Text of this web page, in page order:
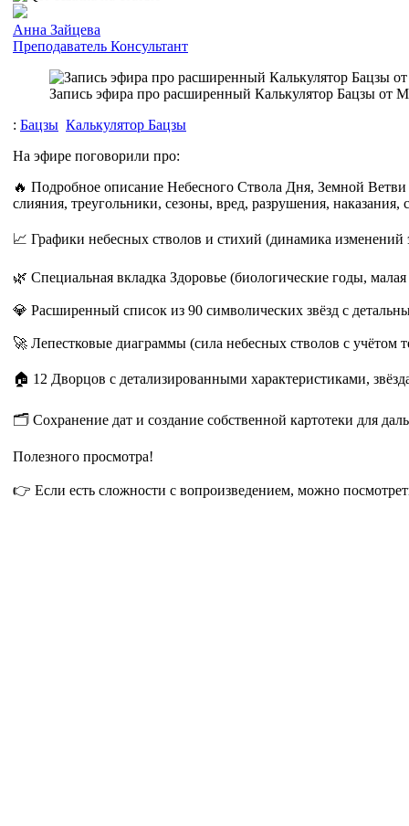
Анна Зайцева
Преподаватель Консультант
Запись эфира про расширенный Калькулятор Бацзы от
: Бацзы Калькулятор Бацзы
На эфире поговорили про:
🔥 Подробное описание Небесного Ствола Дня, Земной
слияния, треугольники, сезоны, вред, разрушения, наказания,
📈 Графики небесных стволов и стихий (динамика изменений
🌿 Специальная вкладка Здоровье (биологические годы,
💎 Расширенный список из 90 символических звёзд с
🚀 Лепестковые диаграммы (сила небесных стволов с учётом
🏠 12 Дворцов с детализированными характеристиками,
🗂 Сохранение дат и создание собственной картотеки для
Полезного просмотра!
👉 Если есть сложности с вопроизведением, можно